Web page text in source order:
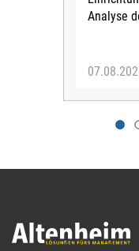
Analyse